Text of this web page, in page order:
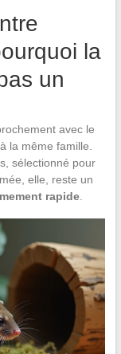
la
un
avec le
la même famille.
sélectionné pour
elle, reste un
rapide.